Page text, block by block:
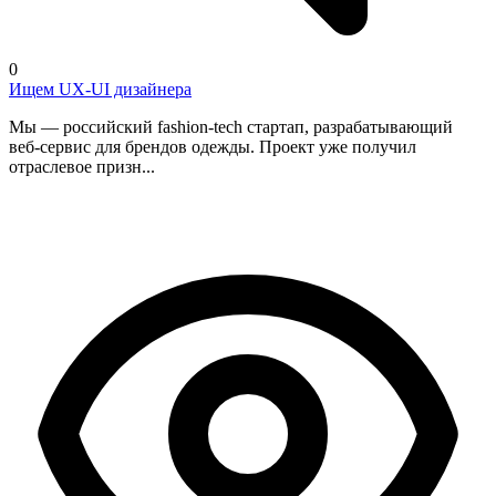
0
Ищем UX-UI дизайнера
Мы — российский fashion-tech стартап, разрабатывающий
веб-сервис для брендов одежды. Проект уже получил
отраслевое призн...